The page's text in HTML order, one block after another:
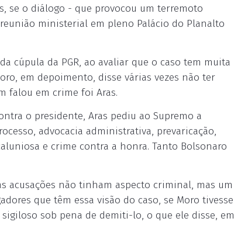
se o diálogo - que provocou um terremoto
ministerial em pleno Palácio do Planalto
cúpula da PGR, ao avaliar que o caso tem muita
em depoimento, disse várias vezes não ter
falou em crime foi Aras.
o presidente, Aras pediu ao Supremo a
advocacia administrativa, prevaricação,
e crime contra a honra. Tanto Bolsonaro
acusações não tinham aspecto criminal, mas um
que têm essa visão do caso, se Moro tivesse
sob pena de demiti-lo, o que ele disse, em